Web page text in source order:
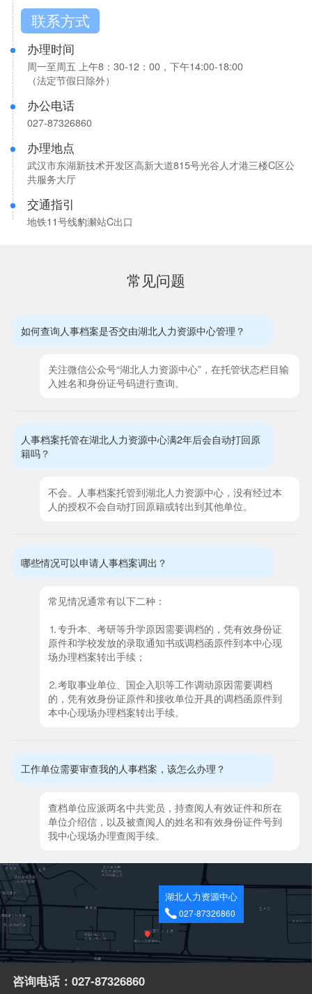
联系方式
办理时间
周一至周五 上午8：30-12：00，下午14:00-18:00
（法定节假日除外）
办公电话
027-87326860
办理地点
武汉市东湖新技术开发区高新大道815号光谷人才港三楼C区公
共服务大厅
交通指引
地铁11号线豹澥站C出口
常见问题
如何查询人事档案是否交由湖北人力资源中心管理？
关注微信公众号“湖北人力资源中心”，在托管状态栏目输
入姓名和身份证号码进行查询。
人事档案托管在湖北人力资源中心满2年后会自动打回原
籍吗？
不会。人事档案托管到湖北人力资源中心，没有经过本
人的授权不会自动打回原籍或转出到其他单位。
哪些情况可以申请人事档案调出？
常见情况通常有以下二种：
⒈专升本、考研等升学原因需要调档的，凭有效身份证
原件和学校发放的录取通知书或调档函原件到本中心现
场办理档案转出手续；
⒉考取事业单位、国企入职等工作调动原因需要调档
的，凭有效身份证原件和接收单位开具的调档函原件到
本中心现场办理档案转出手续。
工作单位需要审查我的人事档案，该怎么办理？
查档单位应派两名中共党员，持查阅人有效证件和所在
单位介绍信，以及被查阅人的姓名和有效身份证件号到
我中心现场办理查阅手续。
湖北人力资源中心
027-87326860
咨询电话：027-87326860